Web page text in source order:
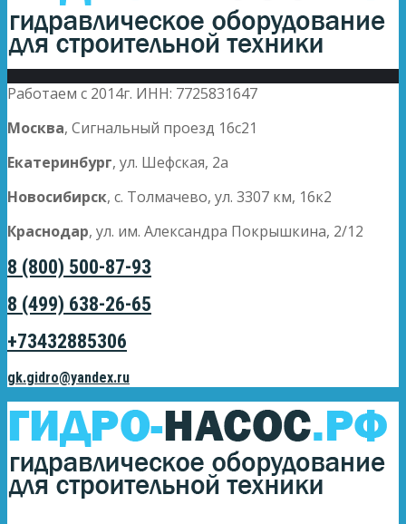
Работаем с 2014г. ИНН: 7725831647
Москва, Сигнальный проезд 16с21
Екатеринбург, ул. Шефская, 2а
Новосибирск, с. Толмачево, ул. 3307 км, 16к2
Краснодар, ул. им. Александра Покрышкина, 2/12
8 (800) 500-87-93
8 (499) 638-26-65
+73432885306
gk.gidro@yandex.ru